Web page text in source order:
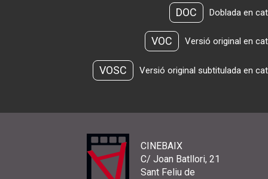
DOC Doblada en
VOC Versió original en
VOSC Versió original subtitulada en
CINEBAIX
C/ Joan Batllori, 21
Sant Feliu de